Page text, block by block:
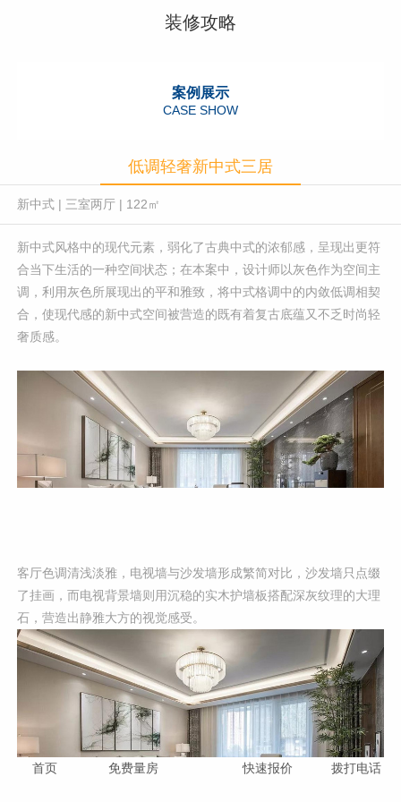
装修攻略
案例展示
CASE SHOW
低调轻奢新中式三居
新中式 | 三室两厅 | 122㎡
新中式风格中的现代元素，弱化了古典中式的浓郁感，呈现出更符
合当下生活的一种空间状态；在本案中，设计师以灰色作为空间主
调，利用灰色所展现出的平和雅致，将中式格调中的内敛低调相契
合，使现代感的新中式空间被营造的既有着复古底蕴又不乏时尚轻
奢质感。
客厅色调清浅淡雅，电视墙与沙发墙形成繁简对比，沙发墙只点缀
了挂画，而电视背景墙则用沉稳的实木护墙板搭配深灰纹理的大理
石，营造出静雅大方的视觉感受。
首页 免费量房 快速报价 拨打电话